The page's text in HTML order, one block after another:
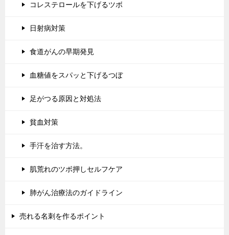
コレステロールを下げるツボ
日射病対策
食道がんの早期発見
血糖値をスパッと下げるつぼ
足がつる原因と対処法
貧血対策
手汗を治す方法。
肌荒れのツボ押しセルフケア
肺がん治療法のガイドライン
売れる名刺を作るポイント